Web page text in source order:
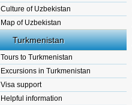
Culture of Uzbekistan
Map of Uzbekistan
Turkmenistan
Tours to Turkmenistan
Excursions in Turkmenistan
Visa support
Helpful information